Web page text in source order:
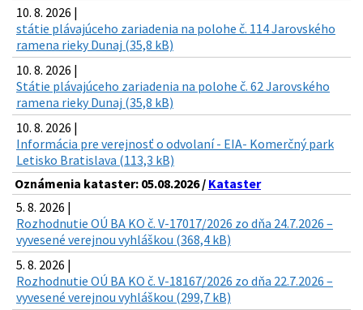
10. 8. 2026 |
státie plávajúceho zariadenia na polohe č. 114 Jarovského
ramena rieky Dunaj (35,8 kB)
10. 8. 2026 |
Státie plávajúceho zariadenia na polohe č. 62 Jarovského
ramena rieky Dunaj (35,8 kB)
10. 8. 2026 |
Informácia pre verejnosť o odvolaní - EIA- Komerčný park
Letisko Bratislava (113,3 kB)
Oznámenia kataster: 05.08.2026 / Kataster
5. 8. 2026 |
Rozhodnutie OÚ BA KO č. V-17017/2026 zo dňa 24.7.2026 –
vyvesené verejnou vyhláškou (368,4 kB)
5. 8. 2026 |
Rozhodnutie OÚ BA KO č. V-18167/2026 zo dňa 22.7.2026 –
vyvesené verejnou vyhláškou (299,7 kB)